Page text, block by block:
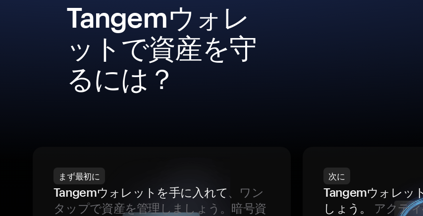
Tangemウォレ
ットで資産を守
るには？
まず最初に
Tangemウォレットを手に入れて、ワン
タップで資産を管理しましょう。暗号資
次に
Tangemウォレッ
しょう。
アクテ